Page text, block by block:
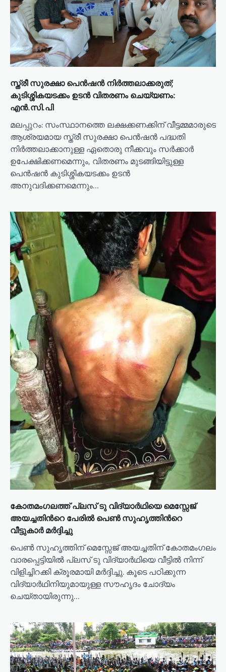
സ്ത്രീ സുരക്ഷാ പെൻഷൻ നിർത്തലാക്കരുത്;
കുടിശ്ശികയടക്കം ഉടൻ വിതരണം ചെയ്യണം:
എൻ.സി.പി
മലപ്പുറം: സംസ്ഥാനത്തെ ലക്ഷക്കണക്കിന് വീട്ടമ്മമാരുടെ
ആശ്രയമായ സ്ത്രീ സുരക്ഷാ പെൻഷൻ പദ്ധതി
നിർത്തലാക്കാനുള്ള ഏതൊരു നീക്കവും സർക്കാർ
ഉപേക്ഷിക്കണമെന്നും, വിതരണം മുടങ്ങിയിട്ടുള്ള
പെൻഷൻ കുടിശ്ശികയടക്കം ഉടൻ
അനുവദിക്കണമെന്നും…
കോതമംഗലത്ത് പ്ലസ് ടു വിദ്യാർഥിയെ മെസ്സേജ്
അയച്ചതിൻറെ പേരിൽ പെൺ സുഹൃത്തിൻറെ
വീട്ടുകാർ മർദ്ദിച്ചു
പെൺ സുഹൃത്തിന് മെസ്സേജ് അയച്ചതിന് കോതമംഗലം
വാരപ്പെട്ടിയിൽ പ്ലസ് ടു വിദ്യാർഥിയെ വീട്ടിൽ നിന്ന്
വിളിച്ചിറക്കി ക്രൂരമായി മർദ്ദിച്ചു. കൂടെ പഠിക്കുന്ന
വിദ്യാർഥിനിയുമായുള്ള സൗഹൃദം ചോദ്യം
ചെയ്തായിരുന്നു…